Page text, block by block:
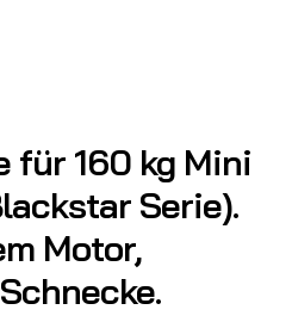
für 160 kg Mini
Serie).
Motor,